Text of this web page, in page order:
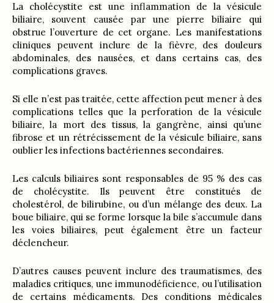
La cholécystite est une inflammation de la vésicule
biliaire, souvent causée par une pierre biliaire qui
obstrue l’ouverture de cet organe. Les manifestations
cliniques peuvent inclure de la fièvre, des douleurs
abdominales, des nausées, et dans certains cas, des
complications graves.
Si elle n’est pas traitée, cette affection peut mener à des
complications telles que la perforation de la vésicule
biliaire, la mort des tissus, la gangrène, ainsi qu’une
fibrose et un rétrécissement de la vésicule biliaire, sans
oublier les infections bactériennes secondaires.
Les calculs biliaires sont responsables de 95 % des cas
de cholécystite. Ils peuvent être constitués de
cholestérol, de bilirubine, ou d’un mélange des deux. La
boue biliaire, qui se forme lorsque la bile s’accumule dans
les voies biliaires, peut également être un facteur
déclencheur.
D’autres causes peuvent inclure des traumatismes, des
maladies critiques, une immunodéficience, ou l’utilisation
de certains médicaments. Des conditions médicales